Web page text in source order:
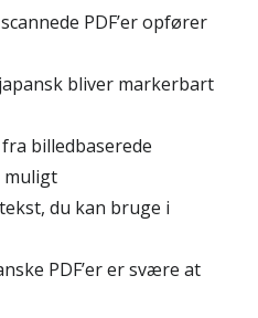
PDF’er opfører
bliver markerbart
billedbaserede
muligt
du kan bruge i
PDF’er er svære at